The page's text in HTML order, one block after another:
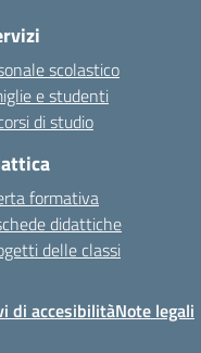
scolastico
e studenti
di studio
formativa
didattiche
delle classi
di accesibilitàNote legali